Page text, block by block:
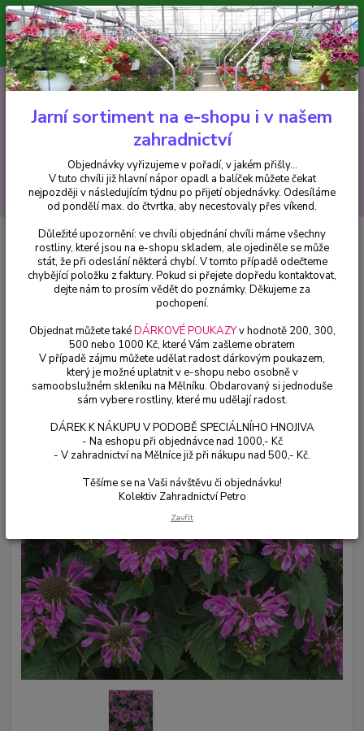
Minimální hodnota pro odeslání z e-shopu je 300 Kč.
V tuto chvíli již hlavní nápor objednávek opadl a balíček můžete čekat
nejpozději v následujícím týdnu po přijetí objednávky. Objednávky
vyřizujeme v pořadí, v jakém přišly...
CZK
Hledat
+420 602 223 614 0ks
za0 Kč
Trvalky Monarda purpurová- Zavinutka - cena na prodejně
Monarda purpurová- Zavinutka -
cena na prodejně
Jarní sortiment na e-shopu i v našem
zahradnictví
Objednávky vyřizujeme v pořadí, v jakém přišly...
V tuto chvíli již hlavní nápor opadl a balíček můžete čekat
nejpozději v následujícím týdnu po přijetí objednávky. Odesíláme
od pondělí max. do čtvrtka, aby necestovaly přes víkend.
Důležité upozornění: ve chvíli objednání chvíli máme všechny
rostliny, které jsou na e-shopu skladem, ale ojediněle se může
stát, že při odeslání některá chybí. V tomto případě odečteme
chybějící položku z faktury. Pokud si přejete dopředu kontaktovat,
dejte nám to prosím vědět do poznámky. Děkujeme za
pochopení.
Objednat můžete takéDÁRKOVÉ POUKAZYv hodnotě 200, 300,
500 nebo 1000 Kč, které Vám zašleme obratem
V případě zájmu můžete udělat radost dárkovým poukazem,
který je možné uplatnit v e-shopu nebo osobně v
samoobslužném skleníku na Mělníku. Obdarovaný si jednoduše
sám vybere rostliny, které mu udělají radost.
DÁREK K NÁKUPU V PODOBĚ SPECIÁLNÍHO HNOJIVA
- Na eshopu při objednávce nad 1000,- Kč
- V zahradnictví na Mělníce již při nákupu nad 500,- Kč.
Těšíme se na Vaši návštěvu či objednávku!
Kolektiv Zahradnictví Petro
Zavřít